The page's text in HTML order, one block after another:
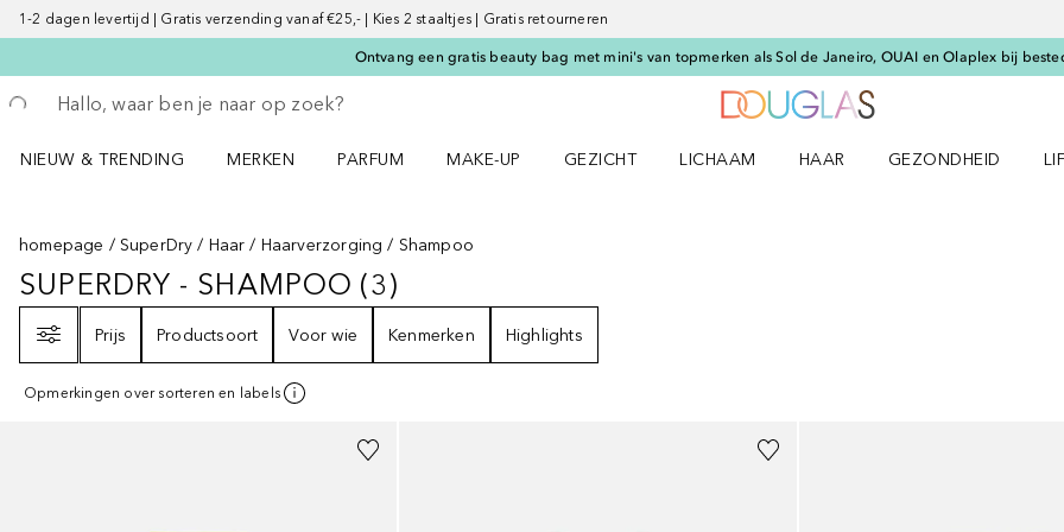
1-2 dagen levertijd | Gratis verzending vanaf €25,- | Kies 2 staaltjes | Gratis retourneren
Ontvang een gratis beauty bag met mini's van topmerken als Sol de Janeiro, OUAI en Olaplex bij
Ga terug
Zoekopdracht uitvoeren
NIEUW & TRENDING
MERKEN
PARFUM
MAKE-UP
GEZICHT
LICHAAM
HAAR
GEZONDHEID
homepage SuperDry Haar Haarverzorging Shampoo
SUPERDRY - SHAMPOO3RESULTATEN
SUPERDRY - SHAMPOO (3)
Prijs
Productsoort Voor wie Kenmerken Highlights
Opmerkingen over sorteren en labels